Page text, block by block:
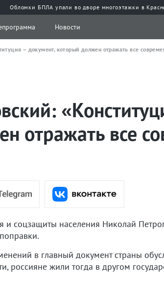
Обломки БПЛА упали во дворе многоэтажки в
Новости
– документ, который должен отражать все
отражать все
и соцзащиты населения Николай
в главный документ страны
россияне жили тогда в другом